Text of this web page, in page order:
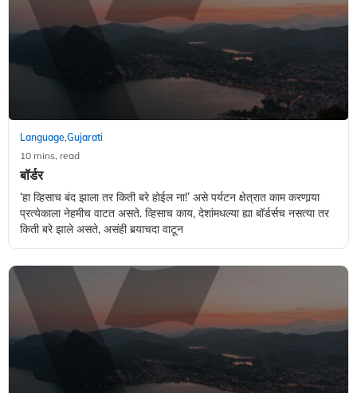
Language,Gujarati
10 mins, read
बॉर्डर
‘हा व्हिसाच बंद झाला तर किती बरे होईल ना!’ असे पर्यटन क्षेत्रात काम करणार्‍या
प्रत्येकाला नेहमीच वाटत असते. व्हिसाच काय, देशांमधल्या ह्या बॉर्डर्सच नसत्या तर
किती बरे झाले असते, असंही बर्‍याचदा वाटून